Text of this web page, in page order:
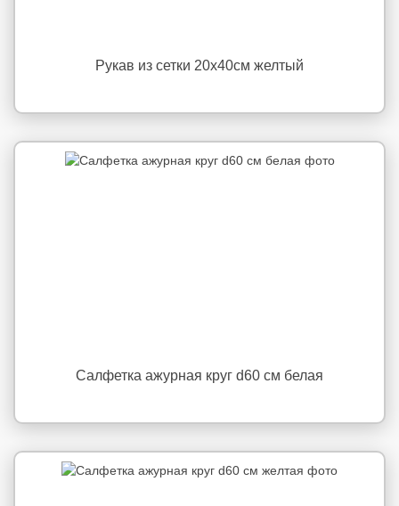
Рукав из сетки 20х40см желтый
Салфетка ажурная круг d60 см белая